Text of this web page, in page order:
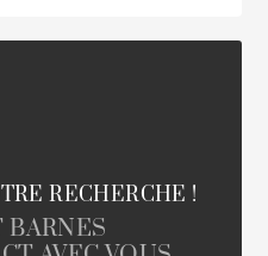
RECHERCHE !
BARNES